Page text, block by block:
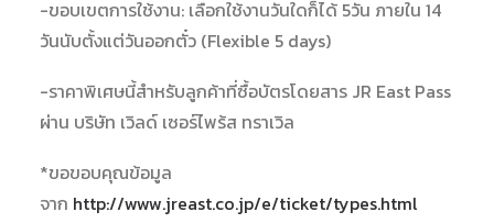
-ขอบเขตการใช้งาน: เลือกใช้งานวันใดก็ได้ 5วัน ภายใน 14
วันนับตั้งแต่วันออกตั๋ว (Flexible 5 days)
-ราคาพิเศษนี้สำหรับลูกค้าที่ซื้อบัตรโดยสาร JR East Pass
ผ่าน บริษัท เวิลด์ เซอร์ไพร้ส ทราเวิล
*ขอขอบคุณข้อมูล
จาก http://www.jreast.co.jp/e/ticket/types.html